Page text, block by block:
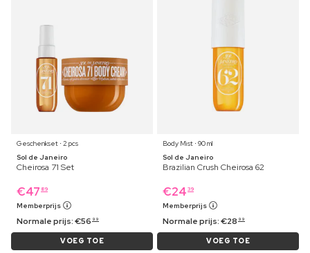
Geschenkset ⋅ 2 pcs
Sol de Janeiro
Cheirosa 71 Set
€47 89
Memberprijs
Normale prijs:€56 99
VOEG TOE
Body Mist ⋅ 90 ml
Sol de Janeiro
Brazilian Crush Cheirosa 62
€24 39
Memberprijs
Normale prijs:€28 99
VOEG TOE